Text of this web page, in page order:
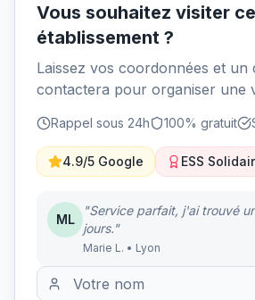
Vous souhaitez visiter
établissement ?
Laissez vos coordonnées et un
contactera pour organiser une
Rappel sous 24h 100% gratuit
4.9/5 Google ESS
ML
"Service parfait, j'ai trouvé
jours."
Marie L. • Lyon